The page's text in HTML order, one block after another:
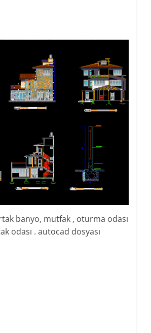
banyo, mutfak , oturma odası
odası . autocad dosyası